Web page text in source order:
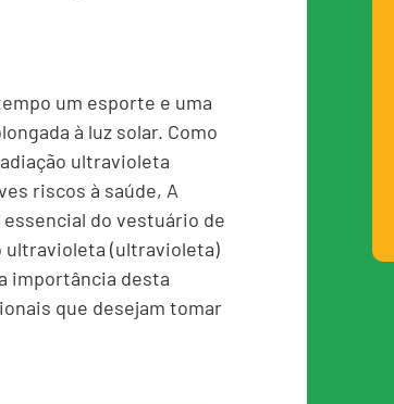
um esporte e uma
à luz solar. Como
ultravioleta
riscos à saúde, A
do vestuário de
ultravioleta (ultravioleta)
importância desta
que desejam tomar